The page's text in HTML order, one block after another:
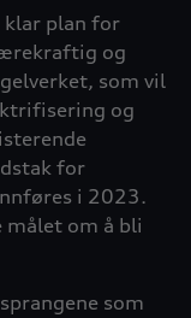
klar plan for
og
som vil
og
for
i 2023.
målet om å bli
som